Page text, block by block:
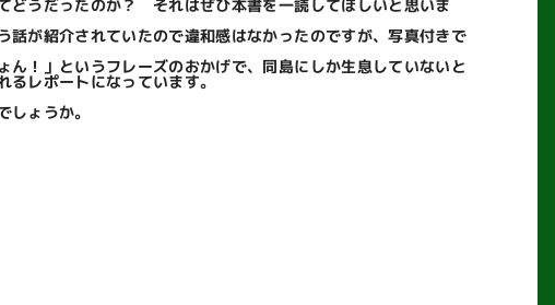
どうだったのか？ それはぜひ本書を一読してほしいと思いま
が紹介されていたので違和感はなかったのですが、写真付きで
！」というフレーズのおかげで、同島にしか生息していないと
レポートになっています。
ょうか。